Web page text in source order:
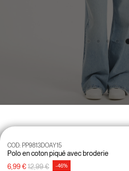
Polo en coton piqué avec broderie
COD: PP9813DOAY15
6,99 €Prix réduit de
12,99 €à -46%